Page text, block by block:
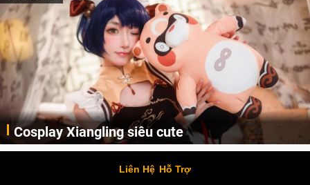
Cosplay Xiangling siêu cute
Cùng thưởng thức những hình ảnh cosplay Xiangling trong Genshin Impact siêu dễ thương của người dùng Weibo "阿包也是兔娘"
Liên Hệ Hỗ Trợ